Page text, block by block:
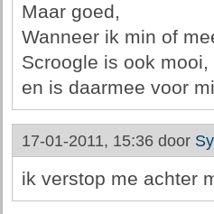
Maar goed,
Wanneer ik min of
Scroogle is ook
en is daarmee voor
17-01-2011, 15:36 door
ik verstop me achter